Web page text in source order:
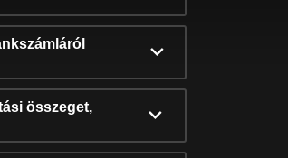
összeget,